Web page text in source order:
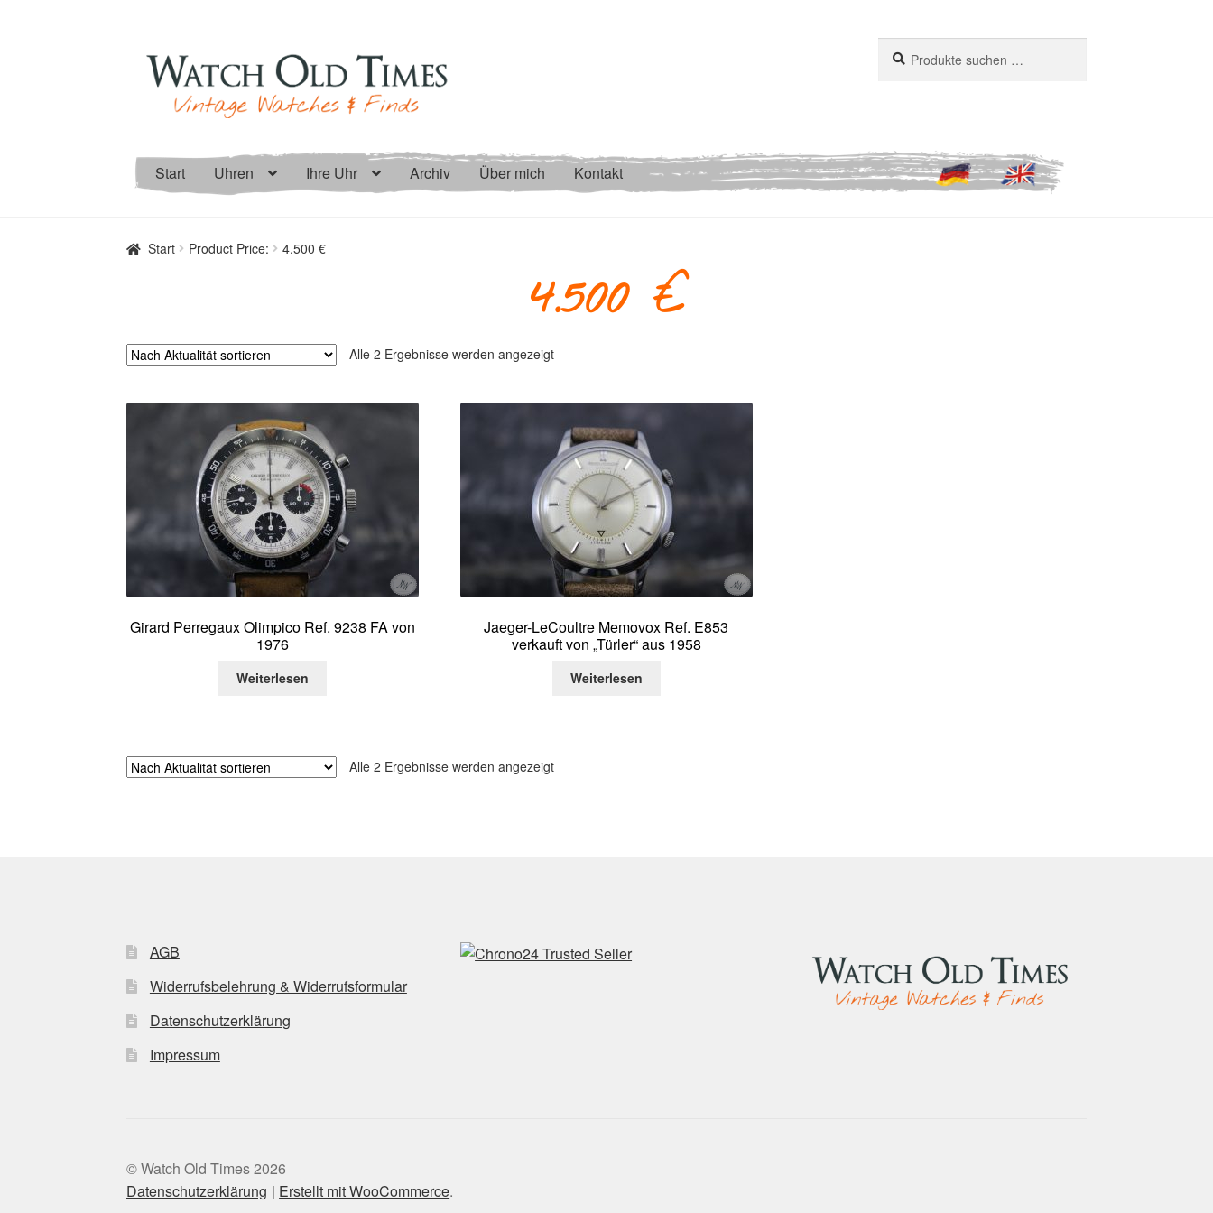
Navigation
springen
Inhalt
springen
nach:
Start Uhren Ihre Uhr Archiv Über mich Kontakt
Start Product Price: 4.500 €
4.500 €
Alle 2 Ergebnisse werden angezeigtNach
Girard Perregaux Olimpico Ref. 9238 FA von
1976
Weiterlesen
Jaeger-LeCoultre Memovox Ref. E853
verkauft von „Türler“ aus 1958
Weiterlesen
Alle 2 Ergebnisse werden angezeigtNach
AGB
Widerrufsbelehrung & Widerrufsformular
Datenschutzerklärung
Impressum
© Watch Old Times 2026
Datenschutzerklärung
Erstellt mit WooCommerce.